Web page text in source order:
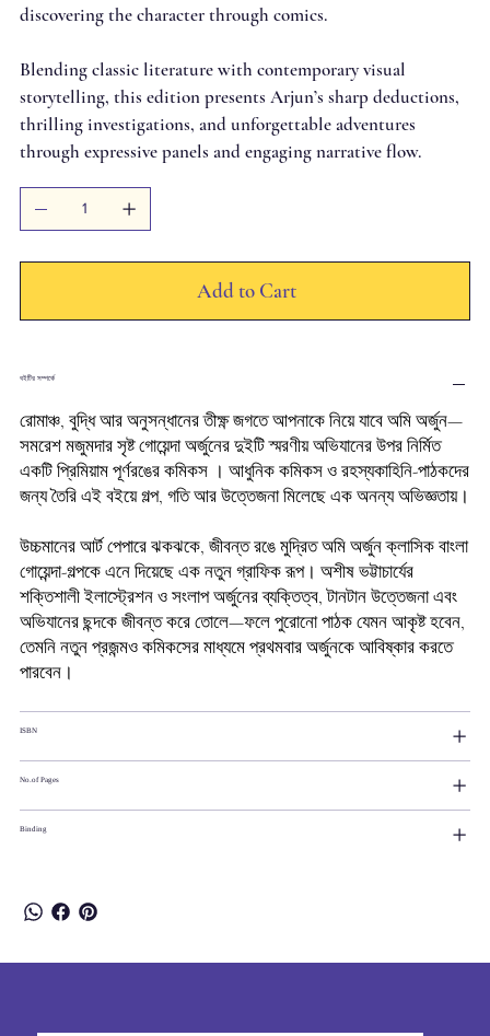
discovering the character through comics.
Blending classic literature with contemporary visual
storytelling, this edition presents Arjun’s sharp deductions,
thrilling investigations, and unforgettable adventures
through expressive panels and engaging narrative flow.
Add to Cart
বইটির সম্পর্কে
রোমাঞ্চ, বুদ্ধি আর অনুসন্ধানের তীক্ষ্ণ জগতে আপনাকে নিয়ে যাবে অমি অর্জুন—
সমরেশ মজুমদার সৃষ্ট গোয়েন্দা অর্জুনের দুইটি স্মরণীয় অভিযানের উপর নির্মিত
একটি প্রিমিয়াম পূর্ণরঙের কমিকস । আধুনিক কমিকস ও রহস্যকাহিনি-পাঠকদের
জন্য তৈরি এই বইয়ে গল্প, গতি আর উত্তেজনা মিলেছে এক অনন্য অভিজ্ঞতায়।
উচ্চমানের আর্ট পেপারে ঝকঝকে, জীবন্ত রঙে মুদ্রিত অমি অর্জুন ক্লাসিক বাংলা
গোয়েন্দা-গল্পকে এনে দিয়েছে এক নতুন গ্রাফিক রূপ। অশীষ ভট্টাচার্যের
শক্তিশালী ইলাস্ট্রেশন ও সংলাপ অর্জুনের ব্যক্তিত্ব, টানটান উত্তেজনা এবং
অভিযানের ছন্দকে জীবন্ত করে তোলে—ফলে পুরোনো পাঠক যেমন আকৃষ্ট হবেন,
তেমনি নতুন প্রজন্মও কমিকসের মাধ্যমে প্রথমবার অর্জুনকে আবিষ্কার করতে
পারবেন।
ISBN
No.of Pages
Binding